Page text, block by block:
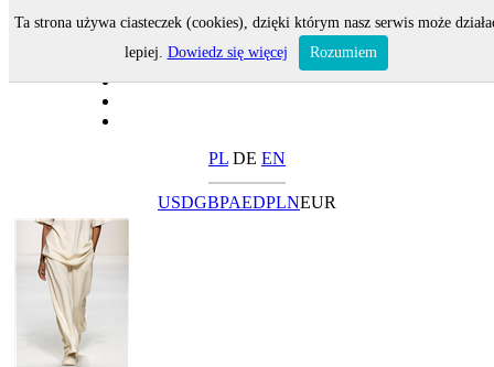
PL DE EN
USDGBPAEDPLNEUR
Ta strona używa ciasteczek (cookies), dzięki którym nasz serwis może
lepiej. Dowiedz się więcej Rozumiem